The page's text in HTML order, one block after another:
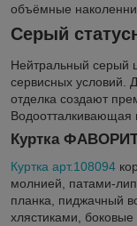
объёмные
Серый
Нейтральный серый
сервисных условий.
отделка создают
Водоотталкивающая
Куртка
Куртка арт.108094
молнией, патами-
планка, пиджачный
хлястиками,